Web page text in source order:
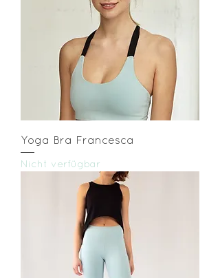
Yoga Bra Francesca
Nicht verfügbar